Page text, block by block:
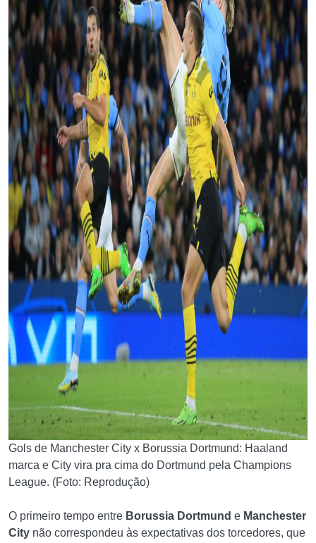
Gols de Manchester City x Borussia Dortmund: Haaland
marca e City vira pra cima do Dortmund pela Champions
League. (Foto: Reprodução)
O primeiro tempo entre Borussia Dortmund e Manchester
City não correspondeu às expectativas dos torcedores, que